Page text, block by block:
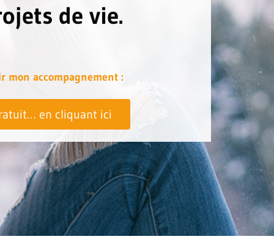
de vie.
mon accompagnement :
en cliquant ici